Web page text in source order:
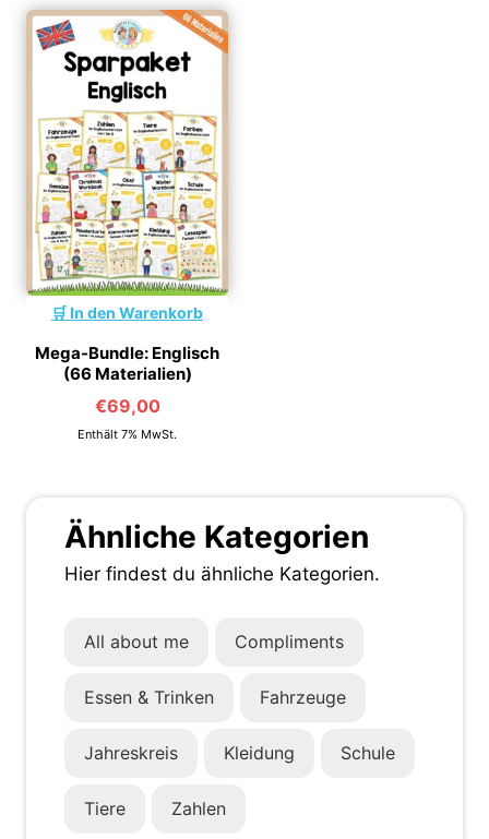
In den Warenkorb
Mega-Bundle: Englisch
(66 Materialien)
€69,00
Enthält 7% MwSt.
Ähnliche Kategorien
Hier findest du ähnliche Kategorien.
All about me Compliments
Essen & Trinken Fahrzeuge
Jahreskreis Kleidung Schule
Tiere Zahlen